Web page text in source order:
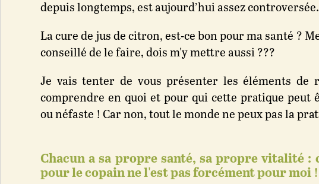
depuis longtemps, est aujourd’hui assez controversée.
La cure de jus de citron, est-ce bon pour ma santé ?
conseillé de le faire, dois m'y mettre aussi ???
Je vais tenter de vous présenter les éléments de
comprendre en quoi et pour qui cette pratique peut
ou néfaste ! Car non, tout le monde ne peux pas la
Chacun a sa propre santé, sa propre vitalité :
pour le copain ne l'est pas forcément pour moi !